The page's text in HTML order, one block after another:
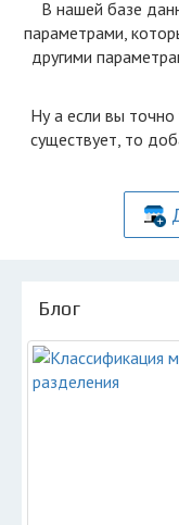
В нашей базе
параметрами,
другими
Ну а если вы
существует, то
Блог